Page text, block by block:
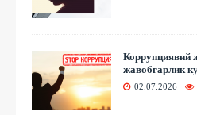
Коррупциявий
жавобгарлик
02.07.2026